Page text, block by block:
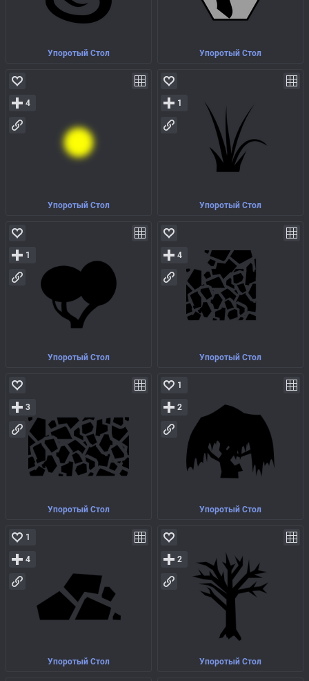
Упоротый Стол Упоротый Стол
Упоротый Стол
4
Упоротый Стол
1
Упоротый Стол
1
Упоротый Стол
4
Упоротый Стол
3
Упоротый Стол
1
2
Упоротый Стол
1
4
Упоротый Стол
2